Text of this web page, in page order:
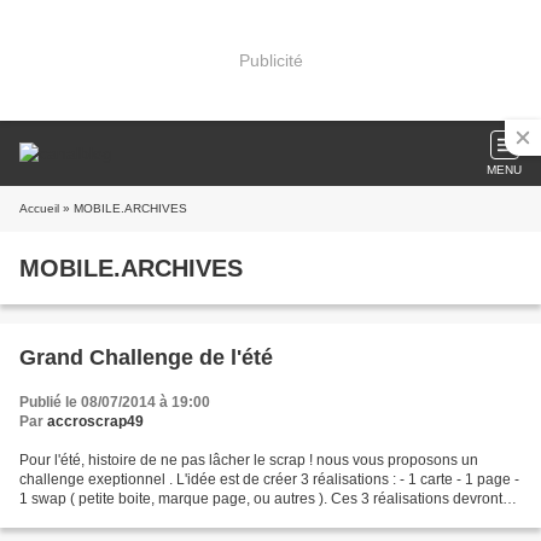
Publicité
MENU
Accueil » MOBILE.ARCHIVES
MOBILE.ARCHIVES
Grand Challenge de l'été
Publié le 08/07/2014 à 19:00
Par accroscrap49
Pour l'été, histoire de ne pas lâcher le scrap ! nous vous proposons un
challenge exeptionnel . L'idée est de créer 3 réalisations : - 1 carte - 1 page -
1 swap ( petite boite, marque page, ou autres ). Ces 3 réalisations devront